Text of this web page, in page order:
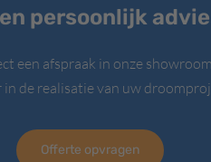
persoonlijk
een afspraak in onze
de realisatie van uw
Offerte opvragen